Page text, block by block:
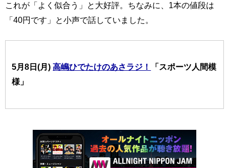
これが「よく似合う」と大好評。ちなみに、1本の値段は
「40円です」と小声で話していました。
5月8日(月)高嶋ひでたけのあさラジ！
「スポーツ人間模
様」